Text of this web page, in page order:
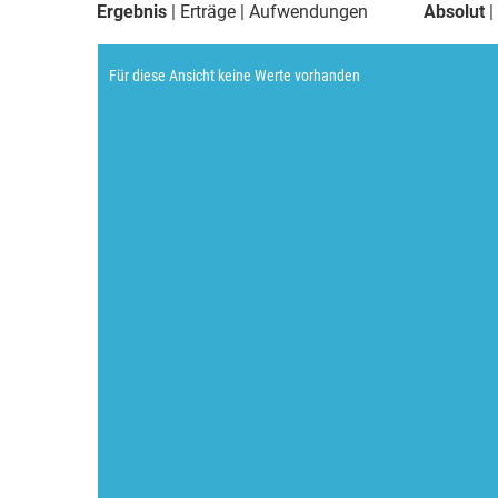
Ergebnis Erträge Aufwendungen Absolut
Für diese Ansicht keine Werte vorhanden